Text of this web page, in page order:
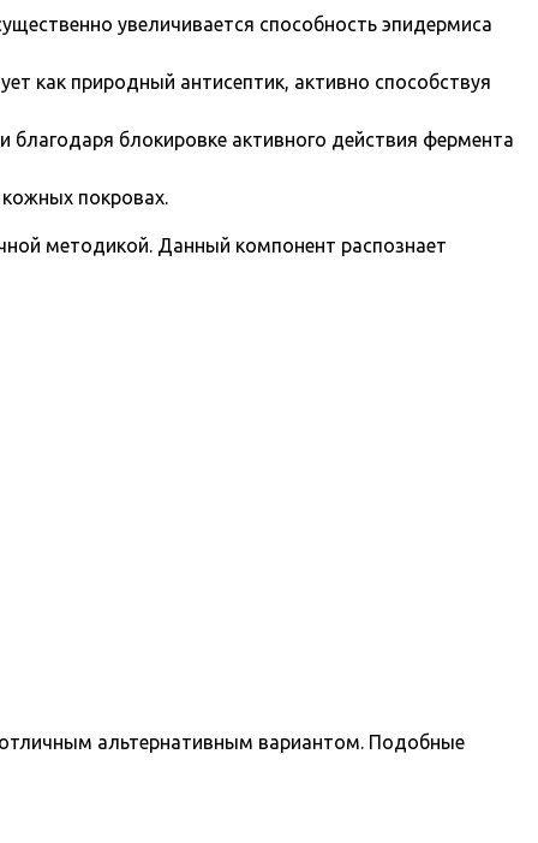
увеличивается способность эпидермиса
как природный антисептик, активно способствуя
блокировке активного действия фермента
покровах.
методикой. Данный компонент распознает
альтернативным вариантом. Подобные